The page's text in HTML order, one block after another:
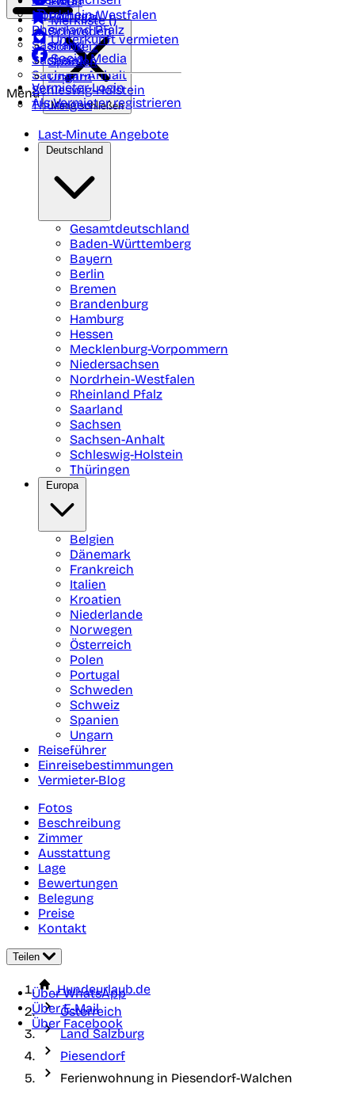
Nordrhein-Westfalen
Rheinland Pfalz
Saarland
Sachsen
Sachsen-Anhalt
Schleswig-Holstein
Thüringen
Portugal
Schweden
Schweiz
Spanien
Ungarn
Merkliste ()
Unterkunft vermieten
Social Media
Vermieter-Login
Als Vermieter registrieren
Menü
Menü schließen
Last-Minute Angebote
Deutschland
Gesamtdeutschland
Baden-Württemberg
Bayern
Berlin
Bremen
Brandenburg
Hamburg
Hessen
Mecklenburg-Vorpommern
Niedersachsen
Nordrhein-Westfalen
Rheinland Pfalz
Saarland
Sachsen
Sachsen-Anhalt
Schleswig-Holstein
Thüringen
Europa
Belgien
Dänemark
Frankreich
Italien
Kroatien
Niederlande
Norwegen
Österreich
Polen
Portugal
Schweden
Schweiz
Spanien
Ungarn
Reiseführer
Einreisebestimmungen
Vermieter-Blog
Fotos
Beschreibung
Zimmer
Ausstattung
Lage
Bewertungen
Belegung
Preise
Kontakt
Teilen
Über WhatsApp
Über E-Mail
Über Facebook
Hundeurlaub.de
Österreich
Land Salzburg
Piesendorf
Ferienwohnung in Piesendorf-Walchen